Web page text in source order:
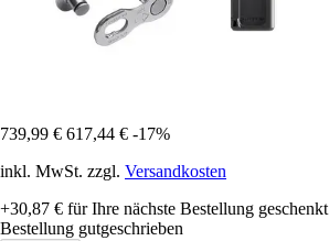
739,99 € 617,44 € -17%
inkl. MwSt. zzgl. Versandkosten
+30,87 € für Ihre nächste Bestellung geschenkt
Bestellung gutgeschrieben